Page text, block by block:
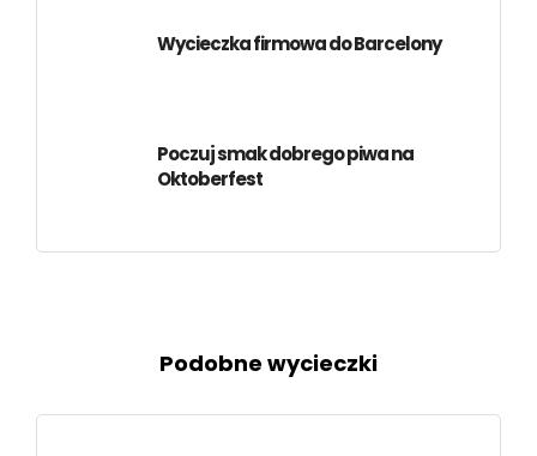
Wycieczka firmowa do Barcelony
Poczuj smak dobrego piwa na
Oktoberfest
Podobne wycieczki